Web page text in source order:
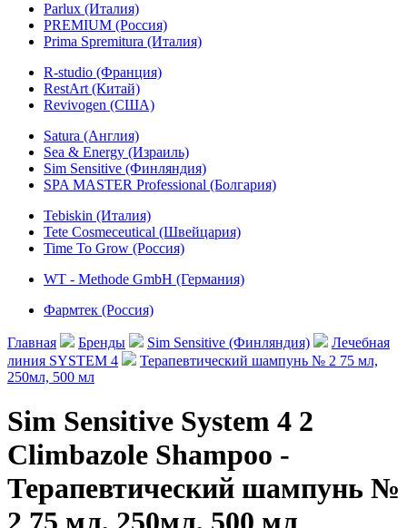
Parlux (Италия)
PREMIUM (Россия)
Prima Spremitura (Италия)
R-studio (Франция)
RestArt (Китай)
Revivogen (США)
Satura (Англия)
Sea & Energy (Израиль)
Sim Sensitive (Финляндия)
SPA MASTER Professional (Болгария)
Tebiskin (Италия)
Tete Cosmeceutical (Швейцария)
Time To Grow (Россия)
WT - Methode GmbH (Германия)
Фармтек (Россия)
Главная Бренды Sim Sensitive (Финляндия)
Лечебная
линия SYSTEM 4
Терапевтический шампунь № 2 75 мл,
250мл, 500 мл
Sim Sensitive System 4 2
Climbazole Shampoo -
Терапевтический шампунь №